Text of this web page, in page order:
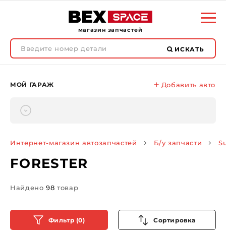
магазин запчастей
ИСКАТЬ
МОЙ ГАРАЖ Добавить авто
Интернет-магазин автозапчастей Б/у запчасти
FORESTER
Найдено98 товар
Фильтр (0) Сортировка